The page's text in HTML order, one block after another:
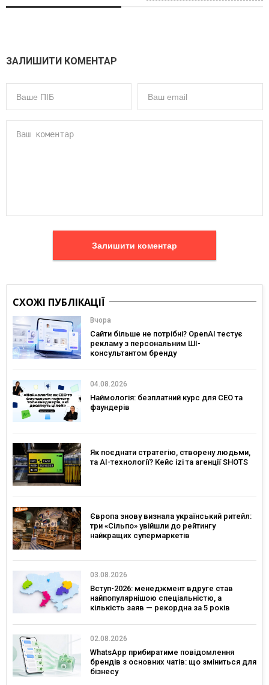
ЗАЛИШИТИ КОМЕНТАР
Залишити коментар
СХОЖІ ПУБЛІКАЦІЇ
Вчора
Сайти більше не потрібні? OpenAI тестує
рекламу з персональним ШІ-
консультантом бренду
04.08.2026
Наймологія: безплатний курс для CEO та
фаундерів
Як поєднати стратегію, створену людьми,
та AI-технології? Кейс izi та агенції SHOTS
Європа знову визнала український ритейл:
три «Сільпо» увійшли до рейтингу
найкращих супермаркетів
03.08.2026
Вступ-2026: менеджмент вдруге став
найпопулярнішою спеціальністю, а
кількість заяв — рекордна за 5 років
02.08.2026
WhatsApp прибиратиме повідомлення
брендів з основних чатів: що зміниться для
бізнесу